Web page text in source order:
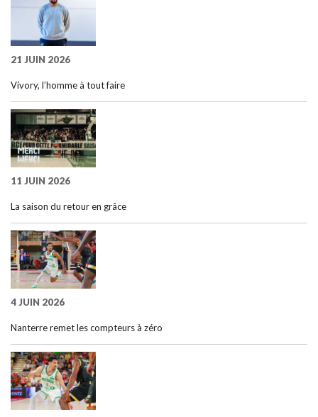
21 JUIN 2026
Vivory, l’homme à tout faire
11 JUIN 2026
La saison du retour en grâce
4 JUIN 2026
Nanterre remet les compteurs à zéro